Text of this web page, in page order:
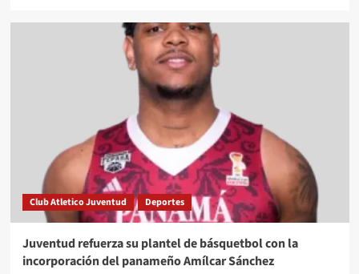
Club Atletico Juventud Deportes
Juventud refuerza su plantel de básquetbol con la
incorporación del panameño Amílcar Sánchez